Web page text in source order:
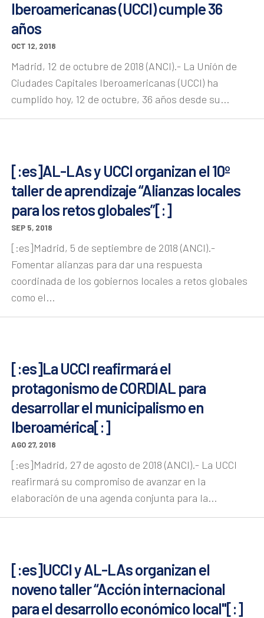
Iberoamericanas (UCCI) cumple 36
años
OCT 12, 2018
Madrid, 12 de octubre de 2018 (ANCI).- La Unión de
Ciudades Capitales Iberoamericanas (UCCI) ha
cumplido hoy, 12 de octubre, 36 años desde su...
[:es]AL-LAs y UCCI organizan el 10º
taller de aprendizaje “Alianzas locales
para los retos globales”[:]
SEP 5, 2018
[:es]Madrid, 5 de septiembre de 2018 (ANCI).-
Fomentar alianzas para dar una respuesta
coordinada de los gobiernos locales a retos globales
como el...
[:es]La UCCI reafirmará el
protagonismo de CORDIAL para
desarrollar el municipalismo en
Iberoamérica[:]
AGO 27, 2018
[:es]Madrid, 27 de agosto de 2018 (ANCI).- La UCCI
reafirmará su compromiso de avanzar en la
elaboración de una agenda conjunta para la...
[:es]UCCI y AL-LAs organizan el
noveno taller “Acción internacional
para el desarrollo económico local"[:]